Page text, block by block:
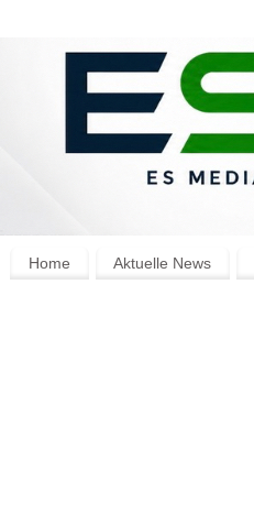
Home Aktuelle News